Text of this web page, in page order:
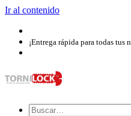
Ir al contenido
¡Entrega rápida para todas tus